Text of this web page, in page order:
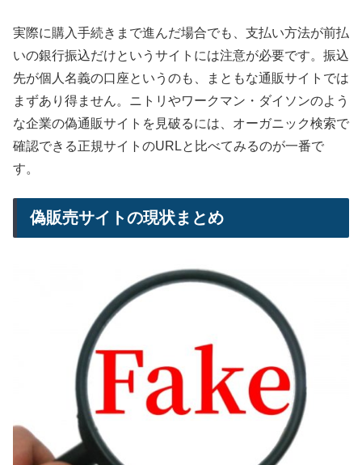
実際に購入手続きまで進んだ場合でも、支払い方法が前払
いの銀行振込だけというサイトには注意が必要です。振込
先が個人名義の口座というのも、まともな通販サイトでは
まずあり得ません。ニトリやワークマン・ダイソンのよう
な企業の偽通販サイトを見破るには、オーガニック検索で
確認できる正規サイトのURLと比べてみるのが一番で
す。
偽販売サイトの現状まとめ